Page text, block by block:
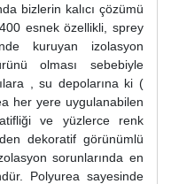
bizlerin kalıcı çözümü
esnek özellikli, sprey
kuruyan izolasyon
olması sebebiyle
, su depolarına ki (
her yere uygulanabilen
ve yüzlerce renk
dekoratif görünümlü
sorunlarında en
Polyurea sayesinde